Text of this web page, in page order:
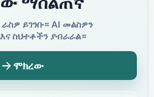
ይገንቡ። AI መልስዎን
ስህተቶችን ያብራራል።
ሞክረው